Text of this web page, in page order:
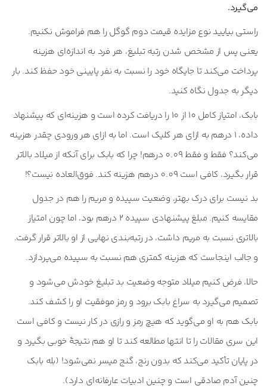
می‌گیرد.
راستی بیایید نوع مزایده قیمت دوم گوگل را هم فراموش نکنیم.
یعنی پس از مشخص شدن رتبه تبلیغ، هر فرد به اندازه‌ای هزینه
پرداخت می‌کند تا جایگاه خود را نسبت به نفر پایینی خود حفظ کند. بار
دیگر به جدول نگاه کنید.
بابک، امتیاز کامل 10 از 10 را دریافت کرده است و هزینه‌ای که پیشنهاد
داده، 1 درهم به ازای هر کلیک است. اما به ازای هر ورودی چقدر هزینه
می‌کند؟ فقط و فقط 0.09 درهم! چرا که بابک برای آنکه از میلاد بالاتر
قرار بگیرد، کافی است 0.09 درهم هزینه کند. فوق‌العاده نیست؟!
بد نیست برای درک بهتر، وضعیت سپیده و مریم را هم در جدول
مقایسه کنیم. مبلغ پیشنهادی سپیده 2 درهم بود، اما چون امتیاز
بالاتری نسبت به مریم داشت، در رتبه‌بندی نهایی از او بالاتر قرار گرفت.
و جالب اینجاست که هزینه کمتری هم نسبت به سپیده می‌پردازد.
حالا، فرض کنیم میلاد متوجه وضعیت بد تبلیغ خودش می‌شود و
تصمیم می‌گیرد به سراغ بابک برود و رمز موفقیت او را کشف کند.
بابک هم به او می‌گوید که هیچ رمز و رازی در کار نیست و کافی است
این سری مقالات را تا انتها مطالعه کند تا او هم نتیجۀ خوبی بگیرد و
در پایان تأکید می‌کند که بدون رنج، گنج میسر نمی‌شود! (بله بابک
چنین آدم صادقی است و چنین ادبیات عارفانه‌ای دارد).